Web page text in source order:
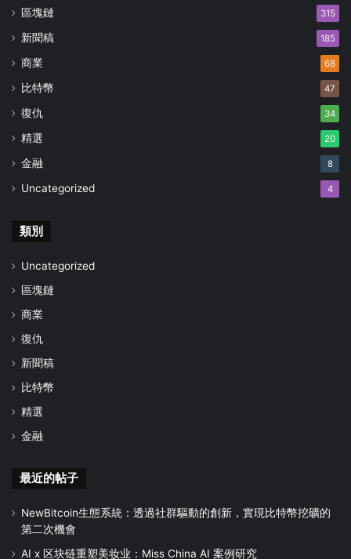
區塊鏈 315
新聞稿 185
商業 68
比特幣 47
復仇 34
精選 20
金融 8
Uncategorized 4
類別
Uncategorized
區塊鏈
商業
復仇
新聞稿
比特幣
精選
金融
最近的帖子
NewBitcoin生態系統：透過社群驅動的創新，實現比特幣挖礦的
第二次機會
AI x 区块链重塑美妆业：Miss China AI 案例研究